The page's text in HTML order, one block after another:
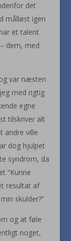
det
målløst igen
et talent
dem, med
var næsten
med rigtig
egne
tilskriver alt
andre ville
dog hjulpet
syndrom, da
“Kunne
resultat af
skulder?”
og at føle
noget,